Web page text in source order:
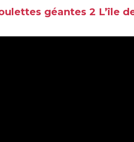
géantes 2 L’île